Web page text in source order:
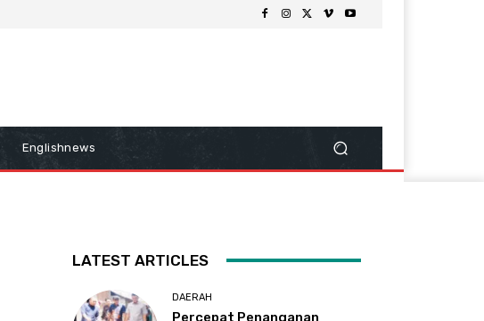
Englishnews
LATEST ARTICLES
DAERAH
Percepat Penanganan